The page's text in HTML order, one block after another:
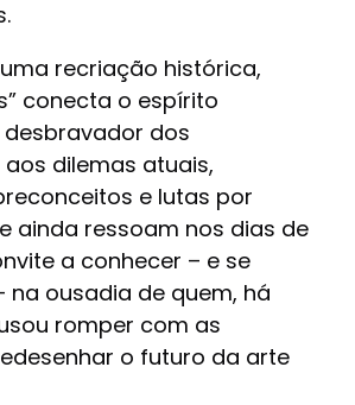
recriação histórica,
conecta o espírito
desbravador dos
dilemas atuais,
e lutas por
ainda ressoam nos dias de
a conhecer – e se
na ousadia de quem, há
romper com as
o futuro da arte